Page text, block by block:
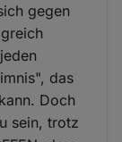
gegen
das
Doch
sein, trotz